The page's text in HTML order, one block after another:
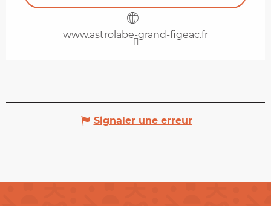
www.astrolabe-grand-figeac.fr
Signaler une erreur